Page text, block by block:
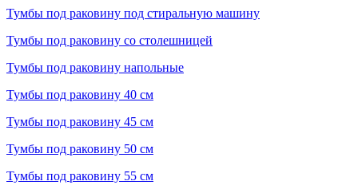
Тумбы под раковину под стиральную машину
Тумбы под раковину со столешницей
Тумбы под раковину напольные
Тумбы под раковину 40 см
Тумбы под раковину 45 см
Тумбы под раковину 50 см
Тумбы под раковину 55 см